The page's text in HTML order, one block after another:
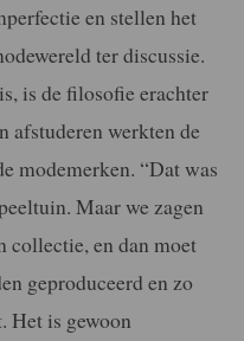
en stellen het
ter discussie.
is de filosofie erachter
werkten de
modemerken. “Dat was
Maar we zagen
collectie, en dan moet
geproduceerd en zo
Het is gewoon